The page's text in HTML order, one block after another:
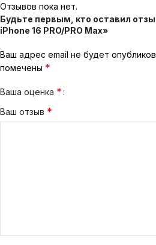
Отзывов пока нет.
Будьте первым, кто оставил
iPhone 16 PRO/PRO Max»
Ваш адрес email не будет
помечены *
Ваша оценка *
Ваш отзыв *